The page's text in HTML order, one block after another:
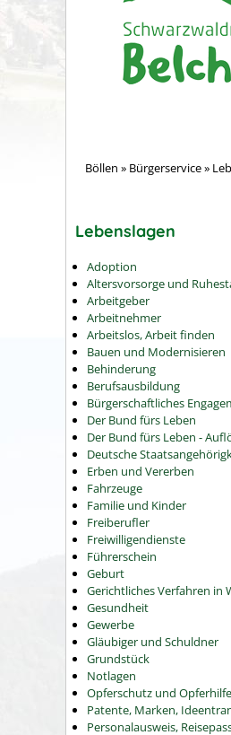
Böllen » Bürgerservice»
Lebenslagen
Adoption
Altersvorsorge und
Arbeitgeber
Arbeitnehmer
Arbeitslos, Arbeit finden
Bauen und Modernisieren
Behinderung
Berufsausbildung
Bürgerschaftliches
Der Bund fürs Leben
Der Bund fürs Leben -
Deutsche
Erben und Vererben
Fahrzeuge
Familie und Kinder
Freiberufler
Freiwilligendienste
Führerschein
Geburt
Gerichtliches Verfahren in
Gesundheit
Gewerbe
Gläubiger und Schuldner
Grundstück
Notlagen
Opferschutz und Opferhilfe
Patente, Marken,
Personalausweis,